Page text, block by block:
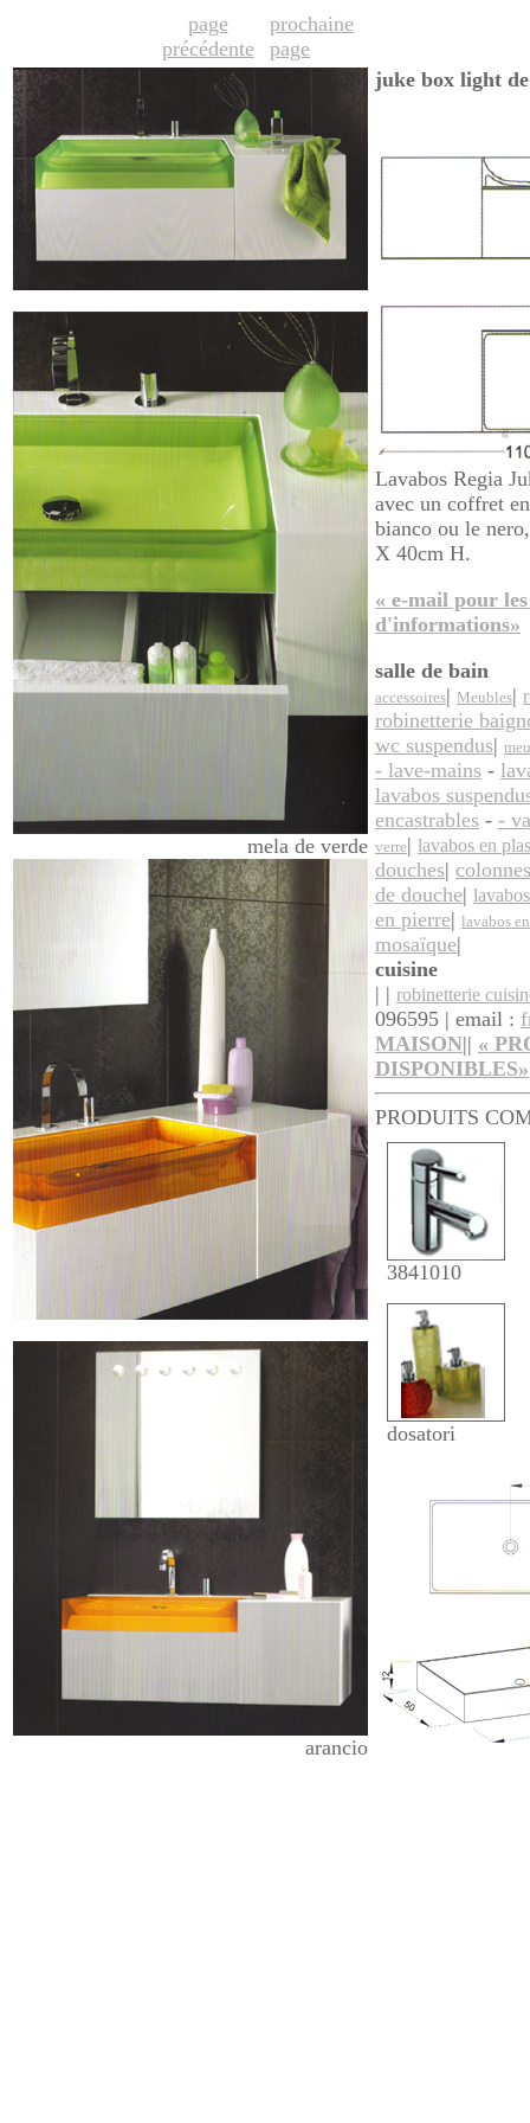
page
précédente
prochaine
page
mela de verde
arancio
juke box light de
Lavabos Regia
avec un coffret
bianco ou le
X 40cm H.
« e-mail pour
d'informations»
salle de bain
accessoires| Meubles|
robinetterie
wc suspendus|
- lave-mains -
lavabos
encastrables - -
verre| lavabos en
douches|
de douche|
en pierre| lavabos
mosaïque|
cuisine
| | robinetterie
096595 | email :
MAISON|| «
DISPONIBLES»
PRODUITS
3841010
dosatori